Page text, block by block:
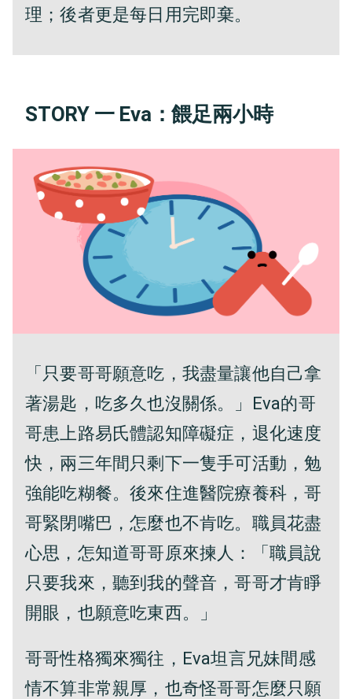
理；後者更是每日用完即棄。
STORY 一 Eva：餵足兩小時
「只要哥哥願意吃，我盡量讓他自己拿
著湯匙，吃多久也沒關係。」Eva的哥
哥患上路易氏體認知障礙症，退化速度
快，兩三年間只剩下一隻手可活動，勉
強能吃糊餐。後來住進醫院療養科，哥
哥緊閉嘴巴，怎麼也不肯吃。職員花盡
心思，怎知道哥哥原來揀人：「職員說
只要我來，聽到我的聲音，哥哥才肯睜
開眼，也願意吃東西。」
哥哥性格獨來獨往，Eva坦言兄妹間感
情不算非常親厚，也奇怪哥哥怎麼只願